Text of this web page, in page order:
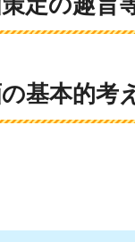
基本的考